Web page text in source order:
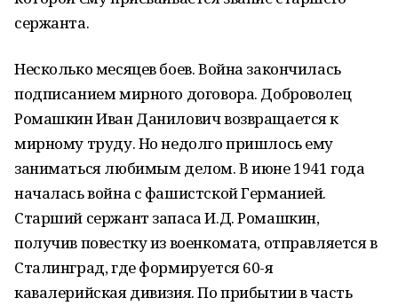
сержанта.
Несколько месяцев боев. Война закончилась
подписанием мирного договора. Доброволец
Ромашкин Иван Данилович возвращается к
мирному труду. Но недолго пришлось ему
заниматься любимым делом. В июне 1941 года
началась война с фашистской Германией.
Старший сержант запаса И.Д. Ромашкин,
получив повестку из военкомата, отправляется в
Сталинград, где формируется 60-я
кавалерийская дивизия. По прибытии в часть